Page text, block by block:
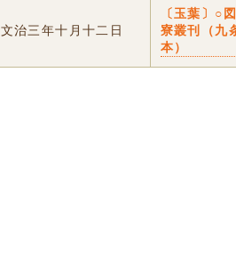
文治三年十月十二日
〔玉葉〕○
寮叢刊（九
本）